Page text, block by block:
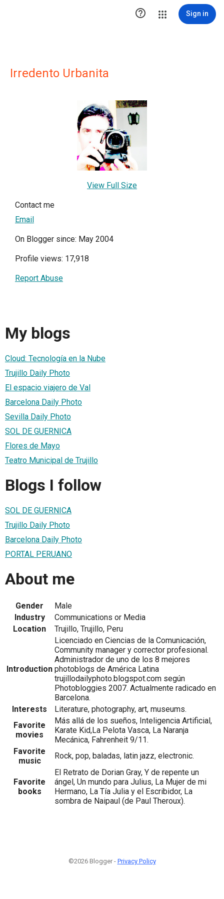
 Sign in
Irredento Urbanita
View Full Size
Contact me
Email
On Blogger since: May 2004
Profile views: 17,918
Report Abuse
My blogs
Cloud: Tecnología en la Nube
Trujillo Daily Photo
El espacio viajero de Val
Barcelona Daily Photo
Sevilla Daily Photo
SOL DE GUERNICA
Flores de Mayo
Teatro Municipal de Trujillo
Blogs I follow
SOL DE GUERNICA
Trujillo Daily Photo
Barcelona Daily Photo
PORTAL PERUANO
About me
Gender
Male
Industry
Communications or Media
Location
Trujillo, Trujillo, Peru
Introduction
Licenciado en Ciencias de la Comunicación,
Community manager y corrector profesional.
Administrador de uno de los 8 mejores
photoblogs de América Latina
trujillodailyphoto.blogspot.com según
Photobloggies 2007. Actualmente radicado en
Barcelona.
Interests
Literature, photography, art, museums.
Favorite
movies
Más allá de los sueños, Inteligencia Artificial,
Karate Kid,La Pelota Vasca, La Naranja
Mecánica, Fahrenheit 9/11.
Favorite
music
Rock, pop, baladas, latin jazz, electronic.
Favorite
books
El Retrato de Dorian Gray, Y de repente un
ángel, Un mundo para Julius, La Mujer de mi
Hermano, La Tía Julia y el Escribidor, La
sombra de Naipaul (de Paul Theroux).
©2026 Blogger - Privacy Policy